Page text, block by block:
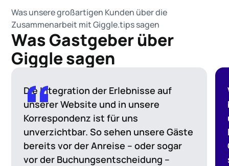
Was unsere großartigen Kunden über die
Zusammenarbeit mit Giggle.tips sagen
Was Gastgeber über
Giggle sagen
Die Integration der Erlebnisse auf
unserer Website und in unsere
Korrespondenz ist für uns
unverzichtbar. So sehen unsere Gäste
bereits vor der Anreise – oder sogar
vor der Buchungsentscheidung –